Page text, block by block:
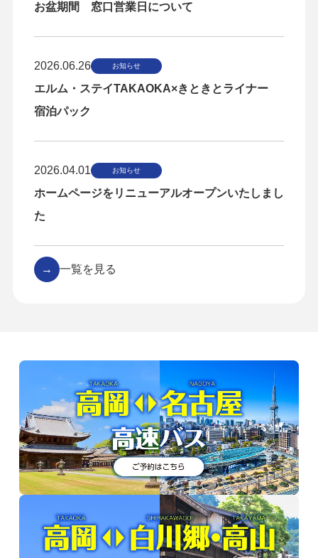
お盆期間 窓口営業日について
2026.06.26 お知らせ
エルム・ステイTAKAOKA×きときとライナー
宿泊パック
2026.04.01 お知らせ
ホームページをリニューアルオープンいたしまし
た
→ 一覧を見る